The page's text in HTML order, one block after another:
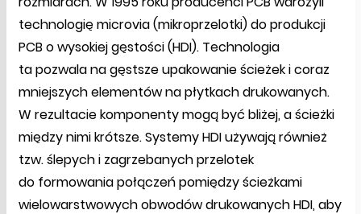
technologię microvia (mikroprzelotki) do produkcji
PCB o wysokiej gęstości (HDI). Technologia
ta pozwala na gęstsze upakowanie ścieżek i coraz
mniejszych elementów na płytkach drukowanych.
W rezultacie komponenty mogą być bliżej, a ścieżki
między nimi krótsze. Systemy HDI używają również
tzw. ślepych i zagrzebanych przelotek
do formowania połączeń pomiędzy ścieżkami
wielowarstwowych obwodów drukowanych HDI, aby